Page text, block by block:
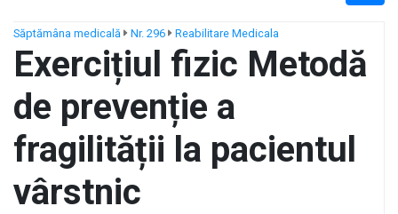
Săptămâna medicală Nr. 296 Reabilitare Medicala
Exercițiul fizic Metodă
de prevenție a
fragilității la pacientul
vârstnic